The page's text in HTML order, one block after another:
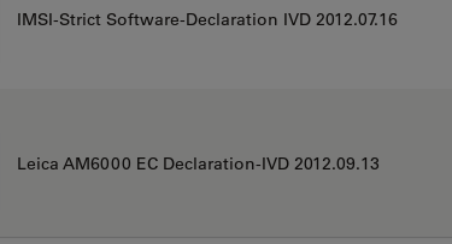
IMSI-Strict Software-Declaration IVD 2012.07.16
Leica AM6000 EC Declaration-IVD 2012.09.13